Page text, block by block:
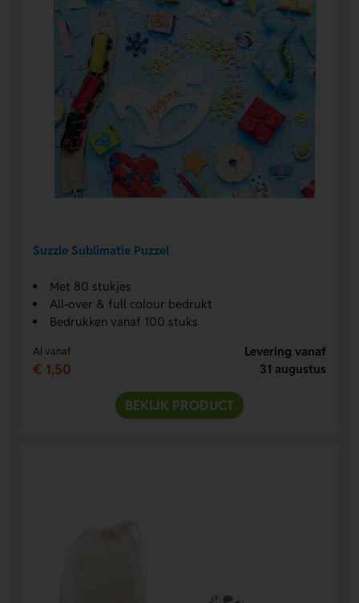
Suzzle Sublimatie Puzzel
Met 80 stukjes
All-over & full colour bedrukt
Bedrukken vanaf 100 stuks
Al vanaf
€ 1,50
Levering vanaf
31 augustus
BEKIJK PRODUCT